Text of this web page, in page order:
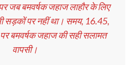
जब बमवर्षक जहाज लाहौर के लिए
सड़कों पर नहीं था। समय, 16.45,
बमवर्षक जहाज की सही सलामत
वापसी।